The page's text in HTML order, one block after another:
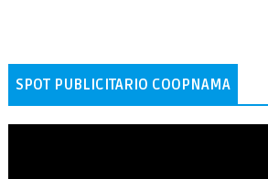
SPOT PUBLICITARIO COOPNAMA